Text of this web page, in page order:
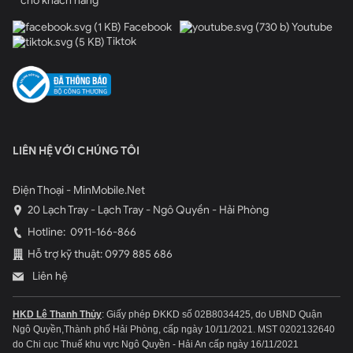
để được tư vấn chi tiết nhất.
Facebook
Youtube
Tiktok
LIÊN HỆ VỚI CHÚNG TÔI
Điện Thoại - MinMobile.Net
20 Lạch Tray - Lạch Tray - Ngô Quyền - Hải Phòng
Hotline: 0911-166-866
Hỗ trợ kỹ thuật: 0979 885 686
Liên hệ
HKD Lê Thanh Thủy: Giấy phép ĐKKD số 02B8034425, do UBND Quận
Ngô Quyền,Thành phố Hải Phòng, cấp ngày 10/11/2021. MST 0202132640
do Chi cục Thuế khu vực Ngô Quyền - Hải An cấp ngày 16/11/2021